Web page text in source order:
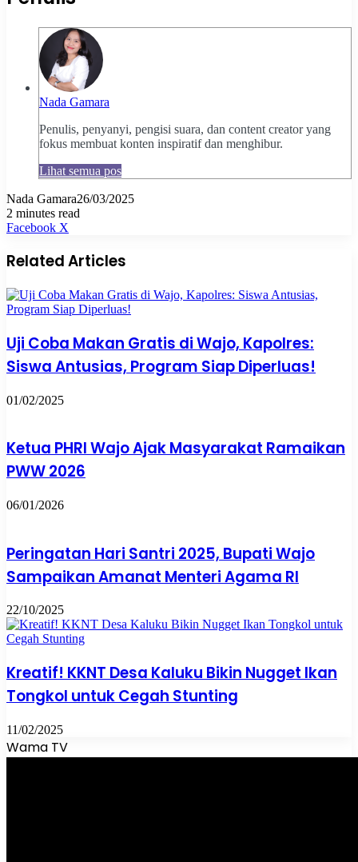
Nada Gamara
Penulis, penyanyi, pengisi suara, dan content creator yang
fokus membuat konten inspiratif dan menghibur.
Lihat semua pos
Nada Gamara26/03/2025
2 minutes read
Facebook X
Email
Related Articles
Uji Coba Makan Gratis di Wajo, Kapolres:
Siswa Antusias, Program Siap Diperluas!
01/02/2025
Ketua PHRI Wajo Ajak Masyarakat Ramaikan
PWW 2026
06/01/2026
Peringatan Hari Santri 2025, Bupati Wajo
Sampaikan Amanat Menteri Agama RI
22/10/2025
Kreatif! KKNT Desa Kaluku Bikin Nugget Ikan
Tongkol untuk Cegah Stunting
11/02/2025
Wama TV